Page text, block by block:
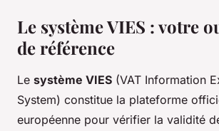
Le système VIES : votre
de référence
Le système VIES (VAT Information
System) constitue la plateforme
européenne pour vérifier la validité